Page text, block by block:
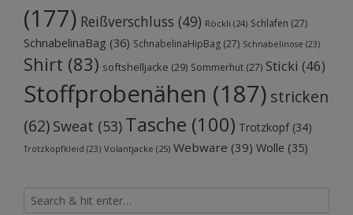
(177) Reißverschluss (49) Röckli (24) Schlafen (27)
SchnabelinaBag (36) SchnabelinaHipBag (27) Schnabelinose (23)
Shirt (83) softshelljacke (29) Sommerhut (27) Sticki (46)
Stoffprobenähen (187) stricken
(62) Sweat (53) Tasche (100) Trotzkopf(34)
Trotzkopfkleid (23) Volantjacke (25) Webware (39) Wolle (35)